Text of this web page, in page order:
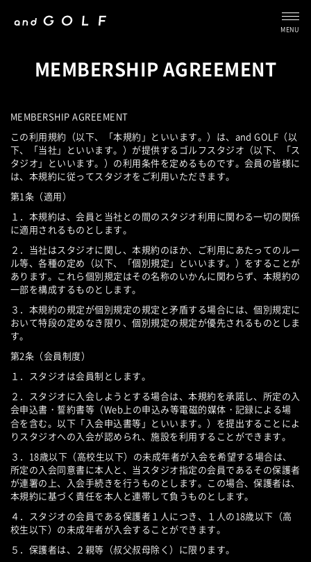
MENU
MEMBERSHIP AGREEMENT
MEMBERSHIP AGREEMENT
この利用規約（以下、「本規約」といいます。）は、and GOLF（以
下、「当社」といいます。）が提供するゴルフスタジオ（以下、「ス
タジオ」といいます。）の利用条件を定めるものです。会員の皆様に
は、本規約に従ってスタジオをご利用いただきます。
第1条（適用）
１．本規約は、会員と当社との間のスタジオ利用に関わる一切の関係
に適用されるものとします。
２．当社はスタジオに関し、本規約のほか、ご利用にあたってのルー
ル等、各種の定め（以下、「個別規定」といいます。）をすることが
あります。これら個別規定はその名称のいかんに関わらず、本規約の
一部を構成するものとします。
３．本規約の規定が個別規定の規定と矛盾する場合には、個別規定に
おいて特段の定めなき限り、個別規定の規定が優先されるものとしま
す。
第2条（会員制度）
１．スタジオは会員制とします。
２．スタジオに入会しようとする場合は、本規約を承諾し、所定の入
会申込書・誓約書等（Web上の申込み等電磁的媒体・記録による場
合を含む。以下「入会申込書等」といいます。）を提出することによ
りスタジオへの入会が認められ、施設を利用することができます。
３．18歳以下（高校生以下）の未成年者が入会を希望する場合は、
所定の入会同意書に本人と、当スタジオ指定の会員であるその保護者
が連署の上、入会手続きを行うものとします。この場合、保護者は、
本規約に基づく責任を本人と連帯して負うものとします。
４．スタジオの会員である保護者１人につき、１人の18歳以下（高
校生以下）の未成年者が入会することができます。
５．保護者は、２親等（叔父叔母除く）に限ります。